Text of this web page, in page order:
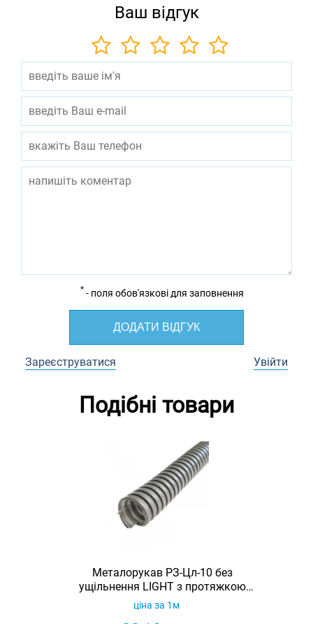
Ваш відгук
* - поля обов'язкові для заповнення
ДОДАТИ ВІДГУК
Зареєструватися Увійти
Подібні товари
Металорукав РЗ-Цл-10 без
ущільнення LIGHT з протяжкою
(бухта 50м)
ціна за 1м